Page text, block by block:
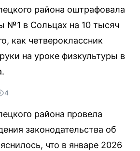
района оштрафовала
№1 в Сольцах на 10 тысяч
как четвероклассник
на уроке физкультуры в
4
района провела
законодательства об
что в январе 2026